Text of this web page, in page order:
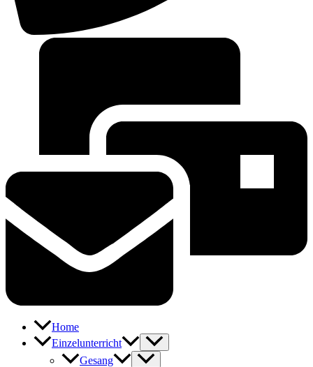
Home
Einzelunterricht
Gesang